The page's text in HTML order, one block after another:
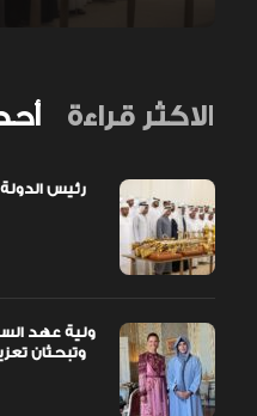
الاكثر قراءة
ولية عهد